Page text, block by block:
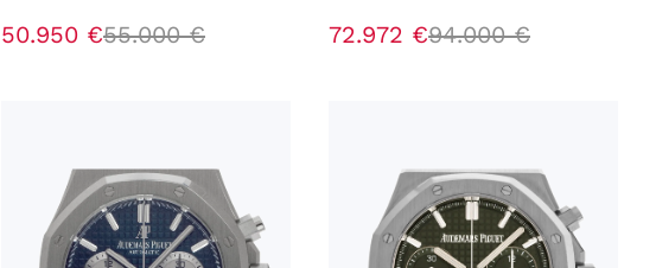
50.950 €55.000 € 72.972 €94.000 €